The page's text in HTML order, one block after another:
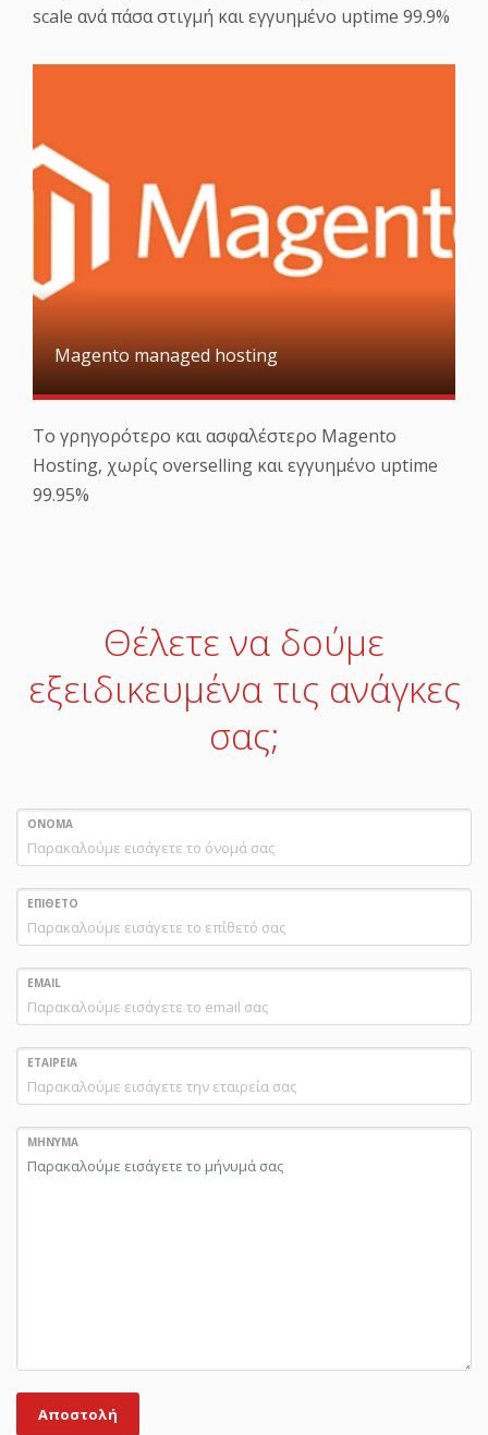
scale ανά πάσα στιγμή και εγγυημένο uptime 99.9%
Magento managed hosting
Το γρηγορότερο και ασφαλέστερο Magento
Hosting, χωρίς overselling και εγγυημένο uptime
99.95%
Θέλετε να δούμε
εξειδικευμένα τις ανάγκες
σας;
ΟΝΟΜΑ
ΕΠΙΘΕΤΟ
EMAIL
ΕΤΑΙΡΕΙΑ
ΜΗΝΥΜΑ
Αποστολή